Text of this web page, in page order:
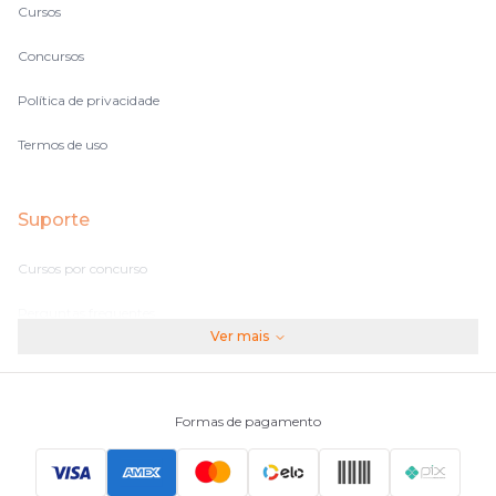
Cursos
Concursos
Política de privacidade
Termos de uso
Suporte
Cursos por concurso
Principais Concursos
Ver mais
Formas de pagamento